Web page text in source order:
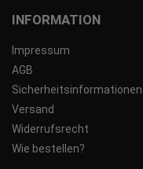
INFORMATION
Impressum
AGB
Sicherheitsinformationen
Versand
Widerrufsrecht
Wie bestellen?